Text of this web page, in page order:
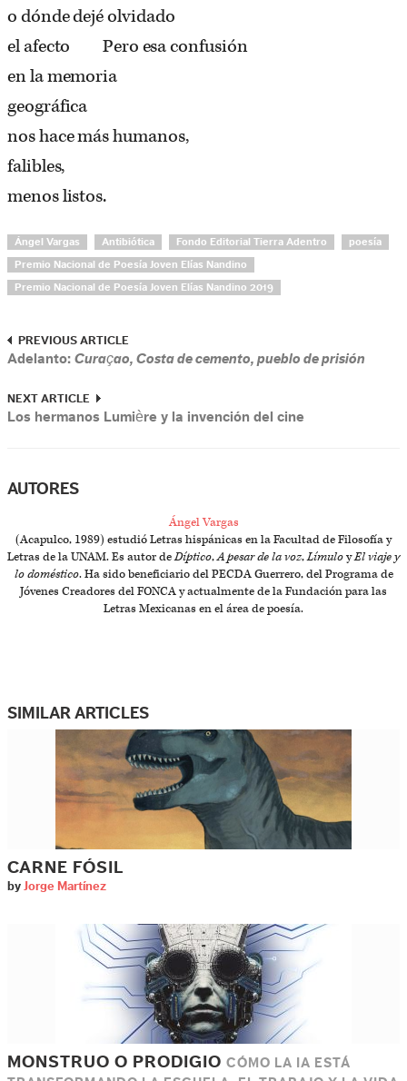
o dónde dejé olvidado
el afecto Pero esa confusión
en la memoria
geográfica
nos hace más humanos,
falibles,
menos listos.
Ángel Vargas Antibiótica Fondo Editorial Tierra Adentro poesía
Premio Nacional de Poesía Joven Elías Nandino
Premio Nacional de Poesía Joven Elías Nandino 2019
PREVIOUS ARTICLE
Adelanto: Curaçao, Costa de cemento, pueblo de prisión
NEXT ARTICLE
Los hermanos Lumière y la invención del cine
AUTORES
Ángel Vargas
(Acapulco, 1989) estudió Letras hispánicas en la Facultad de Filosofía y
Letras de la UNAM. Es autor deDíptico,A pesar de la voz,LímuloyEl viaje y
lo doméstico. Ha sido beneficiario del PECDA Guerrero, del Programa de
Jóvenes Creadores del FONCA y actualmente de la Fundación para las
Letras Mexicanas en el área de poesía.
SIMILAR ARTICLES
CARNE FÓSIL
by Jorge Martínez
MONSTRUO O PRODIGIO CÓMO LA IA ESTÁ